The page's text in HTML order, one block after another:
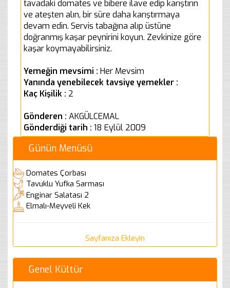
tavadaki domates ve bibere ilave edip karıştırın
ve ateşten alın, bir süre daha karıştırmaya
devam edin. Servis tabağına alıp üstüne
doğranmış kaşar peynirini koyun. Zevkinize göre
kaşar koymayabilirsiniz.
Yemeğin mevsimi : Her Mevsim
Yanında yenebilecek tavsiye yemekler :
Kaç Kişilik : 2
Gönderen : AKGÜLCEMAL
Gönderdiği tarih : 18 Eylül 2009
Günün Menüsü
Domates Çorbası
Tavuklu Yufka Sarması
Enginar Salatası 2
Elmalı-Meyveli Kek
Sayfanıza Ekleyin
Genel Kültür